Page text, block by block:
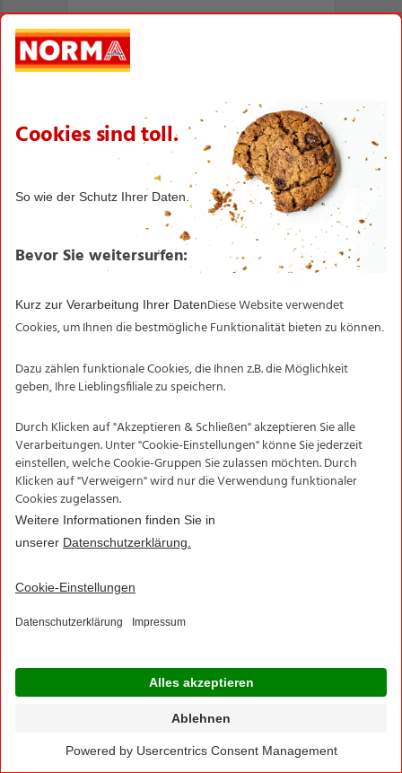
BIO SONNE
Mit den Produkten der exklusiv bei NORMA
ein vielfältiges Sortiment hochwertig
biologisch erzeugter und kontrollierter
Recht stolz auf unsere erstklassigen BIO
SONNE-Produkte sein können, zeigt sich
jährlich auf der Bio-Fach-Messe, der
Weltleitmesse, für Bio-Produkte.
Unser BIO SONNE
Sortiment